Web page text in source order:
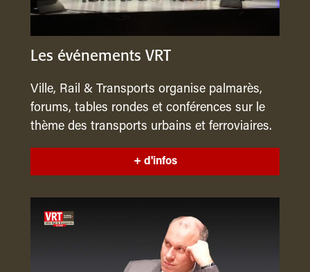
Les événements VRT
Ville, Rail & Transports organise palmarès,
forums, tables rondes et conférences sur le
thème des transports urbains et ferroviaires.
+ d'infos